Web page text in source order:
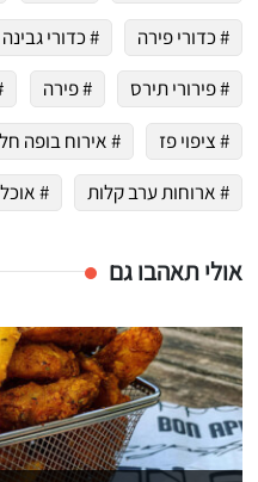
# כדורי פירה
# כדורי גבינה
# פירורי תירס
# פירה
# ציפוי פז
# אירוח בופה
# ארוחות ערב קלות
#
אולי תאהבו גם